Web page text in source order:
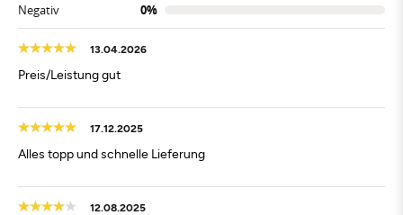
Negativ
0%
13.04.2026
Preis/Leistung gut
17.12.2025
Alles topp und schnelle Lieferung
12.08.2025